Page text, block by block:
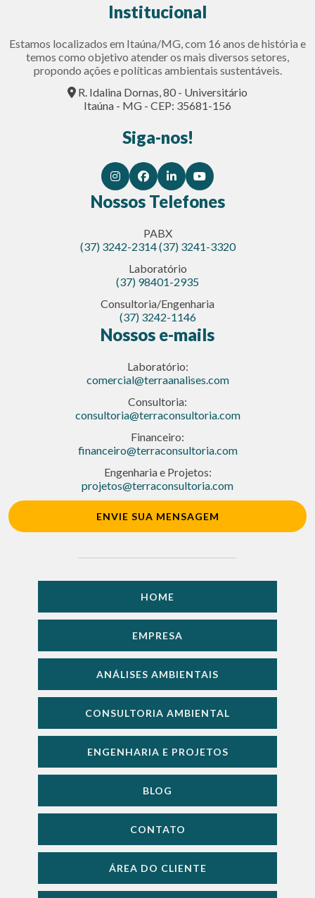
Institucional
Estamos localizados em Itaúna/MG, com 16 anos de história e
temos como objetivo atender os mais diversos setores,
propondo ações e políticas ambientais sustentáveis.
R. Idalina Dornas, 80 - Universitário
Itaúna - MG - CEP: 35681-156
Siga-nos!
Nossos Telefones
PABX
(37) 3242-2314(37) 3241-3320
Laboratório
(37) 98401-2935
Consultoria/Engenharia
(37) 3242-1146
Nossos e-mails
Laboratório:
comercial@terraanalises.com
Consultoria:
consultoria@terraconsultoria.com
Financeiro:
financeiro@terraconsultoria.com
Engenharia e Projetos:
projetos@terraconsultoria.com
ENVIE SUA MENSAGEM
HOME
EMPRESA
ANÁLISES AMBIENTAIS
CONSULTORIA AMBIENTAL
ENGENHARIA E PROJETOS
BLOG
CONTATO
ÁREA DO CLIENTE